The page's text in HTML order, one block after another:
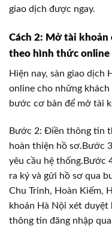
giao dịch được ngay.
Cách 2: Mở tài
theo hình thức online
Hiện nay, sàn giao
online cho những
bước cơ bản để mở tài
Bước 2: Điền thông tin
hoàn thiện hồ sơ.Bước
yêu cầu hệ thống.Bước
ra ký và gửi hồ sơ qua
Chu Trinh, Hoàn Kiếm,
khoán Hà Nội xét
thông tin đăng nhập